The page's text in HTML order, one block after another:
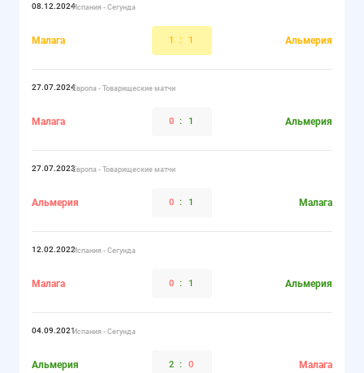
08.12.2024Испания - Сегунда
Малага 1 : 1 Альмерия
27.07.2024Европа - Товарищеские матчи
Малага 0 : 1 Альмерия
27.07.2023Европа - Товарищеские матчи
Альмерия 0 : 1 Малага
12.02.2022Испания - Сегунда
Малага 0 : 1 Альмерия
04.09.2021Испания - Сегунда
Альмерия 2 : 0 Малага